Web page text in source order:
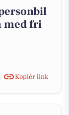
med fri
Kopiér link